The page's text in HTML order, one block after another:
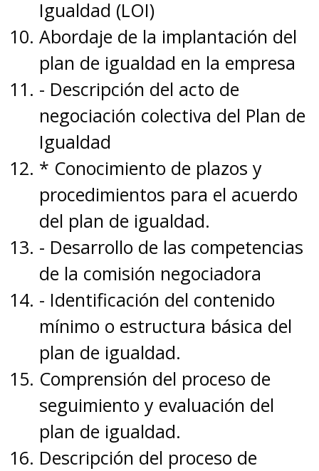
Igualdad (LOI)
Abordaje de la implantación del
plan de igualdad en la empresa
- Descripción del acto de
negociación colectiva del Plan de
Igualdad
* Conocimiento de plazos y
procedimientos para el acuerdo
del plan de igualdad.
- Desarrollo de las competencias
de la comisión negociadora
- Identificación del contenido
mínimo o estructura básica del
plan de igualdad.
Comprensión del proceso de
seguimiento y evaluación del
plan de igualdad.
Descripción del proceso de